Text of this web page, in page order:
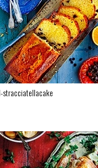
stracciatellacake